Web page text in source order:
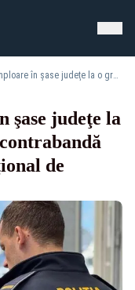
Percheziţii de amploare în şase judeţe la o grupare specializată în contrabandă cu ţigări şi trafic internaţional de droguri
şase judeţe la
de